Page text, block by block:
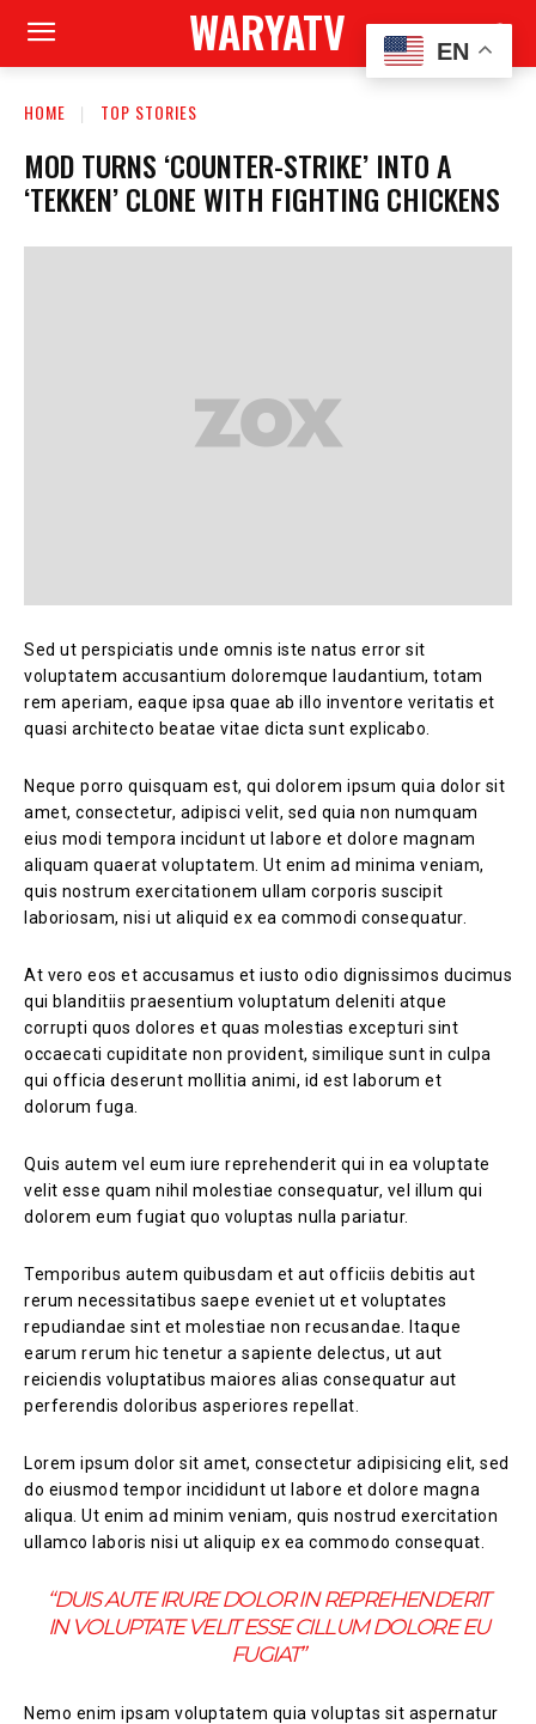
WARYATV
HOME TOP STORIES
MOD TURNS ‘COUNTER-STRIKE’ INTO A
‘TEKKEN’ CLONE WITH FIGHTING CHICKENS
Sed ut perspiciatis unde omnis iste natus error sit
voluptatem accusantium doloremque laudantium, totam
rem aperiam, eaque ipsa quae ab illo inventore veritatis et
quasi architecto beatae vitae dicta sunt explicabo.
Neque porro quisquam est, qui dolorem ipsum quia dolor sit
amet, consectetur, adipisci velit, sed quia non numquam
eius modi tempora incidunt ut labore et dolore magnam
aliquam quaerat voluptatem. Ut enim ad minima veniam,
quis nostrum exercitationem ullam corporis suscipit
laboriosam, nisi ut aliquid ex ea commodi consequatur.
At vero eos et accusamus et iusto odio dignissimos ducimus
qui blanditiis praesentium voluptatum deleniti atque
corrupti quos dolores et quas molestias excepturi sint
occaecati cupiditate non provident, similique sunt in culpa
qui officia deserunt mollitia animi, id est laborum et
dolorum fuga.
Quis autem vel eum iure reprehenderit qui in ea voluptate
velit esse quam nihil molestiae consequatur, vel illum qui
dolorem eum fugiat quo voluptas nulla pariatur.
Temporibus autem quibusdam et aut officiis debitis aut
rerum necessitatibus saepe eveniet ut et voluptates
repudiandae sint et molestiae non recusandae. Itaque
earum rerum hic tenetur a sapiente delectus, ut aut
reiciendis voluptatibus maiores alias consequatur aut
perferendis doloribus asperiores repellat.
Lorem ipsum dolor sit amet, consectetur adipisicing elit, sed
do eiusmod tempor incididunt ut labore et dolore magna
aliqua. Ut enim ad minim veniam, quis nostrud exercitation
ullamco laboris nisi ut aliquip ex ea commodo consequat.
“DUIS AUTE IRURE DOLOR IN REPREHENDERIT
IN VOLUPTATE VELIT ESSE CILLUM DOLORE EU
FUGIAT”
Nemo enim ipsam voluptatem quia voluptas sit aspernatur
EN